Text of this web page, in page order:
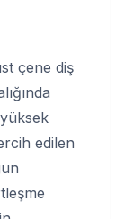
çene diş
edilen